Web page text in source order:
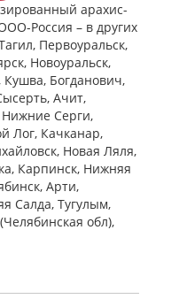
арахис-
Россия – в других
Первоуральск,
Новоуральск,
Кушва, Богданович,
Ачит,
Cерги,
Лог, Качканар,
Новая Ляля,
Карпинск, Нижняя
Арти,
Салда, Тугулым,
обл),